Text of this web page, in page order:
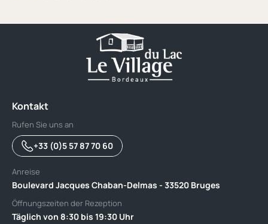
Kontakt
Rufen Sie uns an
+33 (0)5 57 87 70 60
Anreise
Boulevard Jacques Chaban-Delmas - 33520 Bruges
Öffnungszeiten der Rezeption
Täglich von 8:30 bis 19:30 Uhr